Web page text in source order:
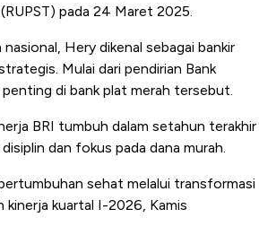
pada 24 Maret 2025.
Hery dikenal sebagai bankir
Mulai dari pendirian Bank
di bank plat merah tersebut.
BRI tumbuh dalam setahun terakhir
dan fokus pada dana murah.
sehat melalui transformasi
kinerja kuartal I-2026, Kamis